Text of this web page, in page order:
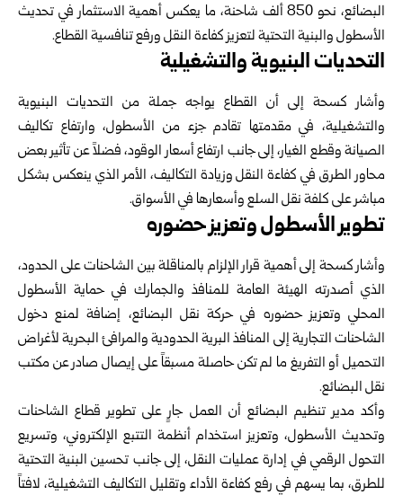
البضائع، نحو 850 ألف شاحنة، ما يعكس أهمية الاستثمار في تحديث
الأسطول والبنية التحتية لتعزيز كفاءة النقل ورفع تنافسية القطاع.
التحديات البنيوية والتشغيلية
وأشار كسحة إلى أن القطاع يواجه جملة من التحديات البنيوية
والتشغيلية، في مقدمتها تقادم جزء من الأسطول، وارتفاع تكاليف
الصيانة وقطع الغيار، إلى جانب ارتفاع أسعار الوقود، فضلاً عن تأثير بعض
محاور الطرق في كفاءة النقل وزيادة التكاليف، الأمر الذي ينعكس بشكل
مباشر على كلفة نقل السلع وأسعارها في الأسواق.
تطوير الأسطول وتعزيز حضوره
وأشار كسحة إلى أهمية قرار الإلزام بالمناقلة بين الشاحنات على الحدود،
الذي أصدرته الهيئة العامة للمنافذ والجمارك في حماية الأسطول
المحلي وتعزيز حضوره في حركة نقل البضائع، إضافة لمنع دخول
الشاحنات التجارية إلى المنافذ البرية الحدودية والمرافئ البحرية لأغراض
التحميل أو التفريغ ما لم تكن حاصلة مسبقاً على إيصال صادر عن مكتب
نقل البضائع.
وأكد مدير تنظيم البضائع أن العمل جارٍ على تطوير قطاع الشاحنات
وتحديث الأسطول، وتعزيز استخدام أنظمة التتبع الإلكتروني، وتسريع
التحول الرقمي في إدارة عمليات النقل، إلى جانب تحسين البنية التحتية
للطرق، بما يسهم في رفع كفاءة الأداء وتقليل التكاليف التشغيلية، لافتاً